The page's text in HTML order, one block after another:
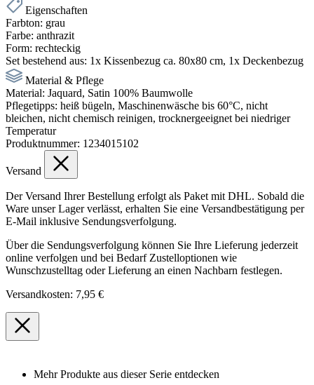
Eigenschaften
Farbton: grau
Farbe: anthrazit
Form: rechteckig
Set bestehend aus: 1x Kissenbezug ca. 80x80 cm, 1x Deckenbezug
Material & Pflege
Material: Jaquard, Satin 100% Baumwolle
Pflegetipps: heiß bügeln, Maschinenwäsche bis 60°C, nicht
bleichen, nicht chemisch reinigen, trocknergeeignet bei niedriger
Temperatur
Produktnummer: 1234015102
Versand
Der Versand Ihrer Bestellung erfolgt als Paket mit DHL. Sobald die
Ware unser Lager verlässt, erhalten Sie eine Versandbestätigung per
E-Mail inklusive Sendungsverfolgung.
Über die Sendungsverfolgung können Sie Ihre Lieferung jederzeit
online verfolgen und bei Bedarf Zustelloptionen wie
Wunschzustelltag oder Lieferung an einen Nachbarn festlegen.
Versandkosten: 7,95 €
Mehr Produkte aus dieser Serie entdecken